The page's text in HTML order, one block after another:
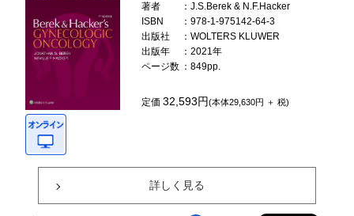
著者
：J.S.Berek & N.F.Hacker
ISBN
：978-1-975142-64-3
出版社
：WOLTERS KLUWER
出版年
：2021年
ページ数 ：849pp.
定価32,593円(本体29,630円 ＋ 税)
詳しく見る